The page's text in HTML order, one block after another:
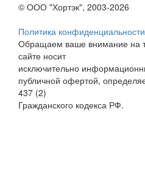
© ООО "Хортэк", 2003-2026
Политика конфиденциальности
Обращаем ваше внимание на
сайте носит
исключительно
публичной офертой,
437 (2)
Гражданского кодекса РФ.